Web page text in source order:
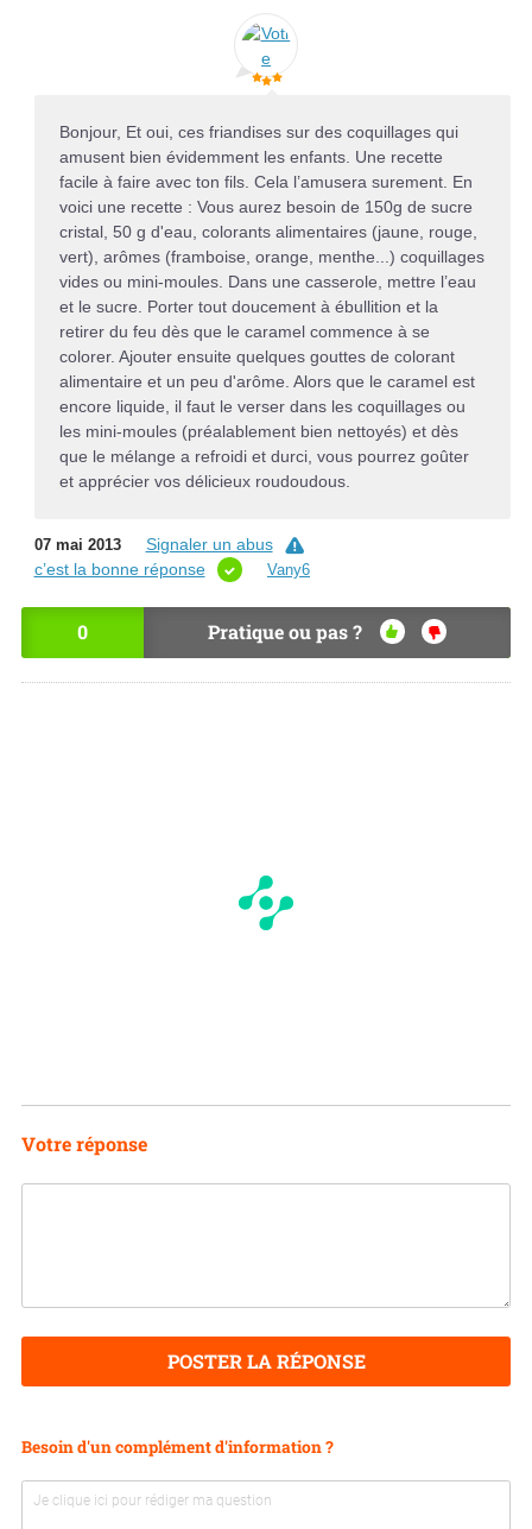
Bonjour, Et oui, ces friandises sur des coquillages qui
amusent bien évidemment les enfants. Une recette
facile à faire avec ton fils. Cela l’amusera surement. En
voici une recette : Vous aurez besoin de 150g de sucre
cristal, 50 g d'eau, colorants alimentaires (jaune, rouge,
vert), arômes (framboise, orange, menthe...) coquillages
vides ou mini-moules. Dans une casserole, mettre l’eau
et le sucre. Porter tout doucement à ébullition et la
retirer du feu dès que le caramel commence à se
colorer. Ajouter ensuite quelques gouttes de colorant
alimentaire et un peu d'arôme. Alors que le caramel est
encore liquide, il faut le verser dans les coquillages ou
les mini-moules (préalablement bien nettoyés) et dès
que le mélange a refroidi et durci, vous pourrez goûter
et apprécier vos délicieux roudoudous.
07 mai 2013
Signaler un abus
c’est la bonne réponse
Vany6
0 Pratique ou pas ?
OU
I
NO
Votre réponse
POSTER LA RÉPONSE
Besoin d'un complément d'information ?